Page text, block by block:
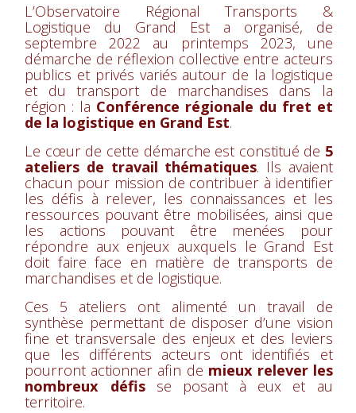
L’Observatoire Régional Transports &
Logistique du Grand Est a organisé, de
septembre 2022 au printemps 2023, une
démarche de réflexion collective entre acteurs
publics et privés variés autour de la logistique
et du transport de marchandises dans la
région : la Conférence régionale du fret et
de la logistique en Grand Est.
Le cœur de cette démarche est constitué de 5
ateliers de travail thématiques. Ils avaient
chacun pour mission de contribuer à identifier
les défis à relever, les connaissances et les
ressources pouvant être mobilisées, ainsi que
les actions pouvant être menées pour
répondre aux enjeux auxquels le Grand Est
doit faire face en matière de transports de
marchandises et de logistique.
Ces 5 ateliers ont alimenté un travail de
synthèse permettant de disposer d’une vision
fine et transversale des enjeux et des leviers
que les différents acteurs ont identifiés et
pourront actionner afin de mieux relever les
nombreux défisse posant à eux et au
territoire.